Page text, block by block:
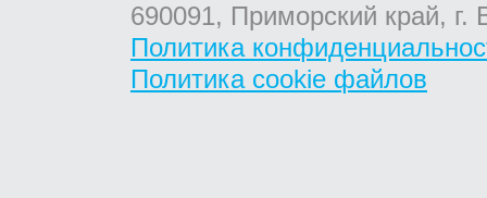
690091, Приморский край,
Политика
Политика cookie файлов